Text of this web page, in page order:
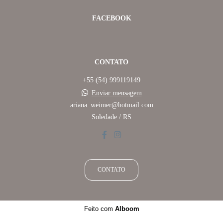
FACEBOOK
CONTATO
+55 (54) 999119149
Enviar mensagem
ariana_weimer@hotmail.com
Soledade / RS
CONTATO
Feito com Alboom